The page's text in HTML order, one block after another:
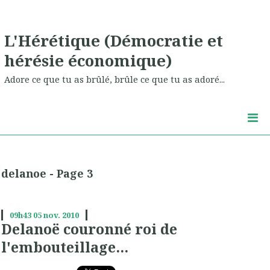
L'Hérétique (Démocratie et
hérésie économique)
Adore ce que tu as brûlé, brûle ce que tu as adoré...
delanoe - Page 3
09h43 05nov. 2010
Delanoë couronné roi de
l'embouteillage...